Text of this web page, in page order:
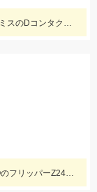
スタッフ村松の釣果です。ヒットルアーはスミスのDコンタクト63の鮎カラー。
スタッフ村松の釣果です。ヒットルーはDUOのフリッパーZ24gヒラメキャンディ！